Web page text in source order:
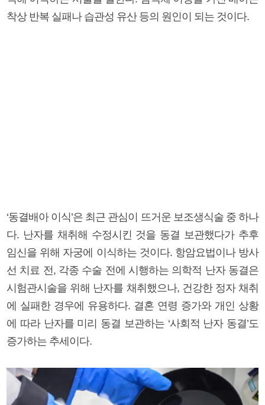
착상 반복 실패나 습관성 유산 등의 원인이 되는 것이다.
‘동결배아 이식’은 최근 관심이 뜨거운 보조생식술 중 하나
다. 난자를 채취해 수정시킨 것을 동결 보관했다가 추후
임신을 위해 자궁에 이식하는 것이다. 항암요법이나 방사
선 치료 전, 각종 수술 전에 시행하는 의학적 난자 동결은
시험관시술을 위해 난자를 채취했으나, 건강한 정자 채취
에 실패한 경우에 유용하다. 결혼 연령 증가와 개인 상황
에 따라 난자를 미리 동결 보관하는 ‘사회적 난자 동결’도
증가하는 추세이다.